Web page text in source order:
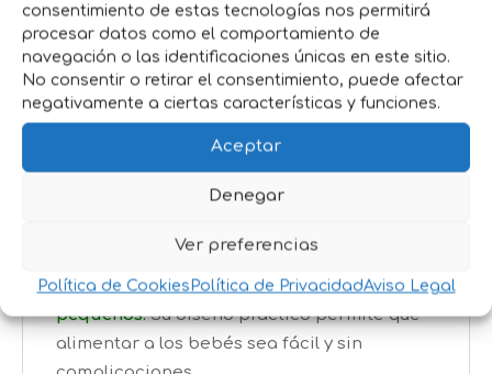
consentimiento de estas tecnologías nos permitirá
procesar datos como el comportamiento de
navegación o las identificaciones únicas en este sitio.
No consentir o retirar el consentimiento, puede afectar
negativamente a ciertas características y funciones.
Aceptar
Denegar
Ver preferencias
Política de Cookies Política de PrivacidadAviso Legal
Beneficios:
Alimentación segura y controlada:
Permite una alimentación suave y
controlada, ideal para pequeños que
necesitan ese toque delicado.
Versatilidad para distintas especies:
Desde cachorros y gatitos hasta roedores
Comodidad tanto para ti como para los
pequeños:Su diseño práctico permite que
alimentar a los bebés sea fácil y sin